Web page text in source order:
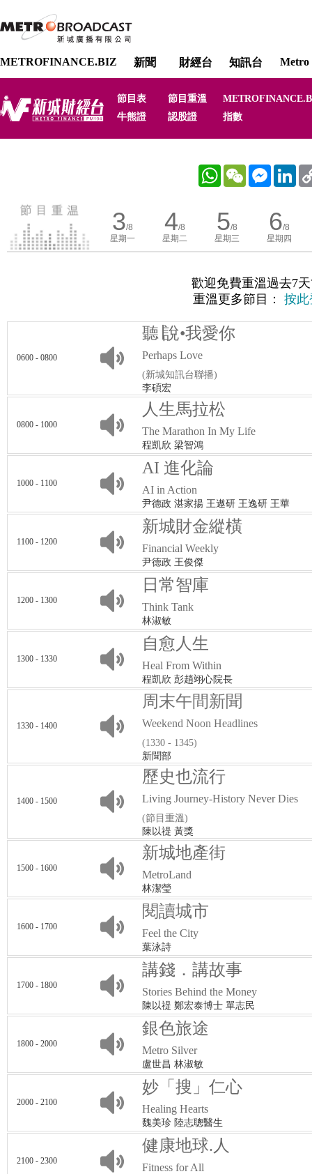
METROFINANCE.BIZ 新聞 財經台 知訊台 Metro
節目表 節目重溫
牛熊證
認股證 指數
WhatsAppWeChat Messenger
3/8
星期一
4/8
星期二
5/8
星期三
6/8
星期四
歡迎免費重溫過去7
重溫更多節目： 按此
0600 - 0800
聽∣說•我愛你
Perhaps Love
(新城知訊台聯播)
李碩宏
0800 - 1000
人生馬拉松
The Marathon In My Life
程凱欣 梁智鴻
1000 - 1100
AI 進化論
AI in Action
尹德政 湛家揚 王遨研 王逸研 王華
1100 - 1200
新城財金縱橫
Financial Weekly
尹德政 王俊傑
1200 - 1300
日常智庫
Think Tank
林淑敏
1300 - 1330
自愈人生
Heal From Within
程凱欣 彭趙翊心院長
1330 - 1400
周末午間新聞
Weekend Noon Headlines
(1330 - 1345)
新聞部
1400 - 1500
歷史也流行
Living Journey-History Never Dies
(節目重溫)
陳以禔 黃獎
1500 - 1600
新城地產街
MetroLand
林潔瑩
1600 - 1700
閱讀城市
Feel the City
葉泳詩
1700 - 1800
講錢．講故事
Stories Behind the Money
陳以禔 鄭宏泰博士 單志民
1800 - 2000
銀色旅途
Metro Silver
盧世昌 林淑敏
2000 - 2100
妙「搜」仁心
Healing Hearts
魏美珍 陸志聰醫生
2100 - 2300
健康地球.人
Fitness for All